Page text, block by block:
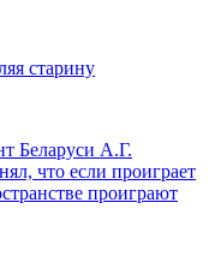
старину
Беларуси А.Г.
что если проиграет
проиграют